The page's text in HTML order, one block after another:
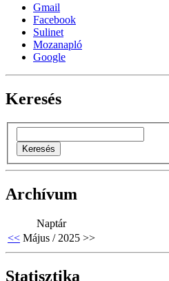
Gmail
Facebook
Sulinet
Mozanapló
Google
Keresés
Archívum
Naptár
<< Május / 2025 >>
Statisztika